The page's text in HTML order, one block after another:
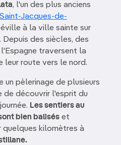
, l'un des plus anciens
Jacques-de-
à la ville sainte sur
. Depuis des siècles, des
traversent la
leur route vers le nord.
un pèlerinage de plusieurs
de découvrir l'esprit du
Les sentiers au
bien balisés et
kilomètres à